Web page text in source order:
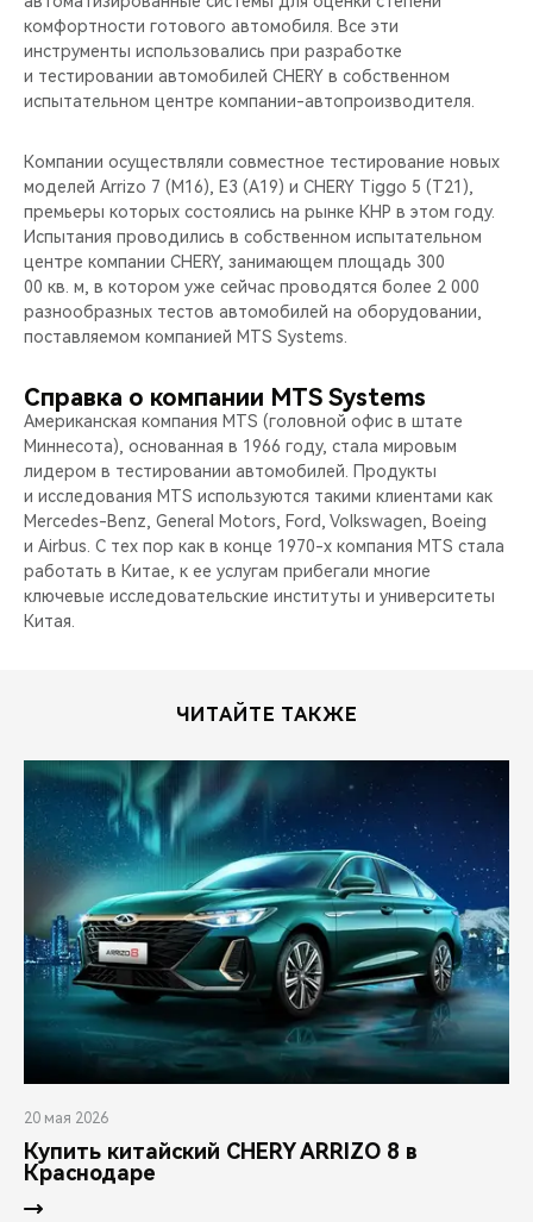
комфортности готового автомобиля. Все эти
инструменты использовались при разработке
и тестировании автомобилей CHERY в собственном
испытательном центре компании-автопроизводителя.
Компании осуществляли совместное тестирование новых
моделей Arrizo 7 (M16), E3 (A19) и CHERY Tiggo 5 (T21),
премьеры которых состоялись на рынке КНР в этом году.
Испытания проводились в собственном испытательном
центре компании CHERY, занимающем площадь 300
00 кв. м, в котором уже сейчас проводятся более 2 000
разнообразных тестов автомобилей на оборудовании,
поставляемом компанией MTS Systems.
Справка о компании MTS Systems
Американская компания MTS (головной офис в штате
Миннесота), основанная в 1966 году, стала мировым
лидером в тестировании автомобилей. Продукты
и исследования MTS используются такими клиентами как
Mercedes-Benz, General Motors, Ford, Volkswagen, Boeing
и Airbus. С тех пор как в конце 1970-х компания MTS стала
работать в Китае, к ее услугам прибегали многие
ключевые исследовательские институты и университеты
Китая.
ЧИТАЙТЕ ТАКЖЕ
20 мая 2026
Купить китайский CHERY ARRIZO 8 в
Краснодаре